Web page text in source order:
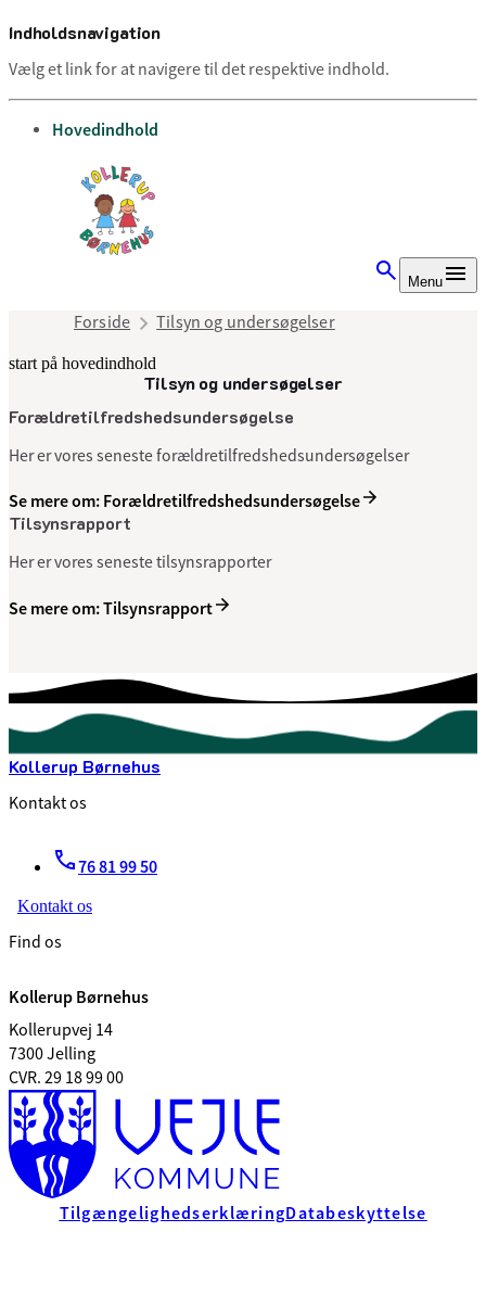
Indholdsnavigation
Vælg et link for at navigere til det respektive indhold.
gå til
Hovedindhold
Menu
Forside Tilsyn og undersøgelser
start på hovedindhold
Tilsyn og undersøgelser
senest opdateret 11. juli 2025
Forældretilfredshedsundersøgelse
Her er vores seneste forældretilfredshedsundersøgelser
Se mere om: Forældretilfredshedsundersøgelse
Tilsynsrapport
Her er vores seneste tilsynsrapporter
Se mere om: Tilsynsrapport
Kollerup Børnehus
Kontakt os
76 81 99 50
Kontakt os
Find os
Kollerup Børnehus
Kollerupvej 14
7300 Jelling
CVR. 29 18 99 00
TilgængelighedserklæringDatabeskyttelse